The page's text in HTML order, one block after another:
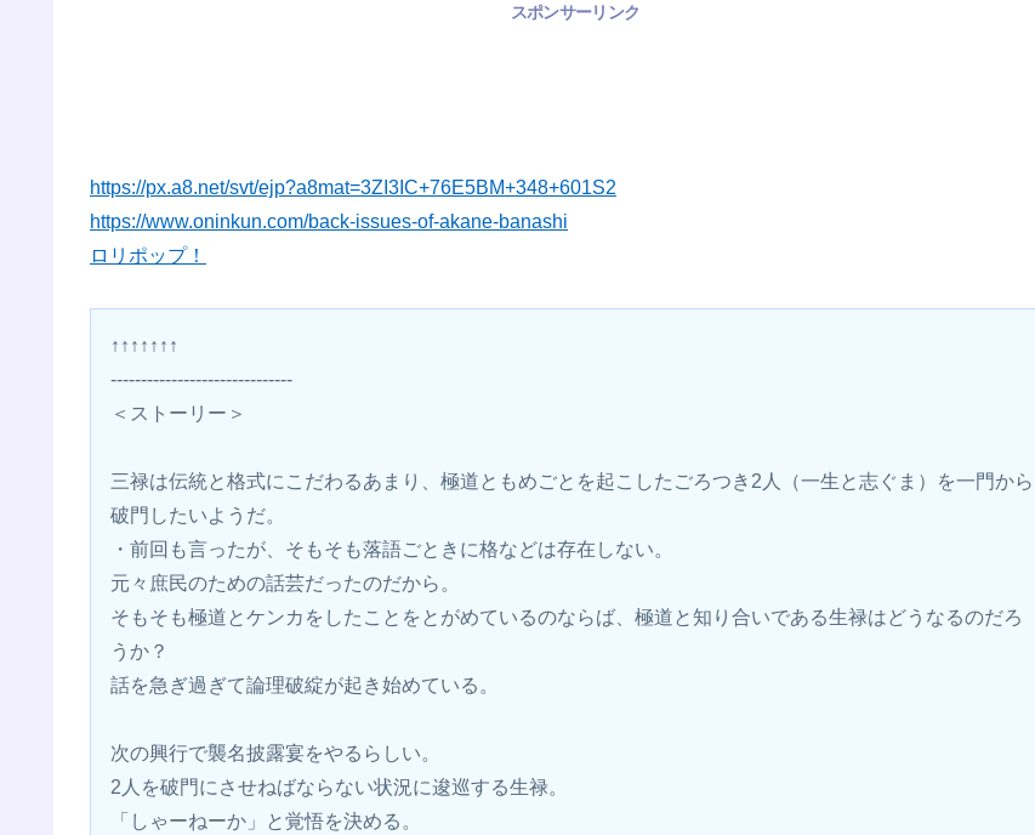
スポンサーリンク
https://px.a8.net/svt/ejp?a8mat=3ZI3IC+76E5BM+348+601S2
https://www.oninkun.com/back-issues-of-akane-banashi
ロリポップ！
↑↑↑↑↑↑↑
------------------------------
＜ストーリー＞
三禄は伝統と格式にこだわるあまり、極道ともめごとを起こしたごろつき2人（一生と志ぐま）を一門から
破門したいようだ。
・前回も言ったが、そもそも落語ごときに格などは存在しない。
元々庶民のための話芸だったのだから。
そもそも極道とケンカをしたことをとがめているのならば、極道と知り合いである生禄はどうなるのだろ
うか？
話を急ぎ過ぎて論理破綻が起き始めている。
次の興行で襲名披露宴をやるらしい。
2人を破門にさせねばならない状況に逡巡する生禄。
「しゃーねーか」と覚悟を決める。